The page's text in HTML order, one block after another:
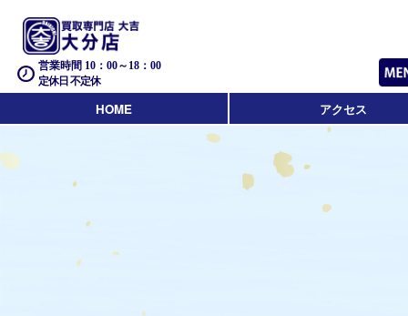
営業時間 10：00～18：00
定休日 不定休
HOME アクセス